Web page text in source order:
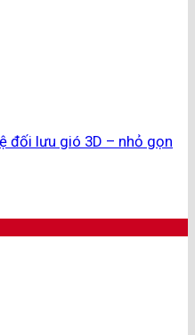
đối lưu gió 3D – nhỏ gọn